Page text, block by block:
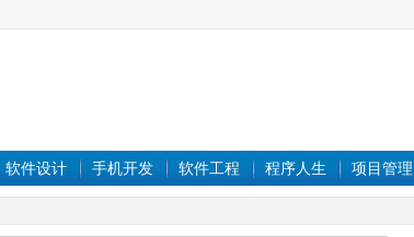
软件设计 手机开发 软件工程 程序人生 项目管理